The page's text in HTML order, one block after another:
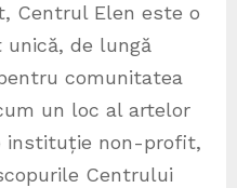
Centrul Elen este o
unică, de lungă
comunitatea
un loc al artelor
instituție non-profit,
Centrului